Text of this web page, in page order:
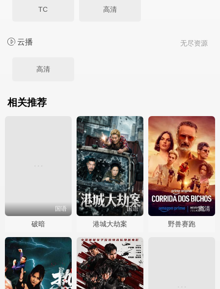
TC 高清
无尽资源
云播
高清
相关推荐
国语
破暗
国语
港城大劫案
高清
野兽赛跑